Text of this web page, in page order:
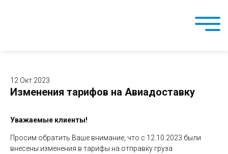
12 Окт 2023
Изменения тарифов на Авиадоставку
Уважаемые клиенты!
Просим обратить Ваше внимание, что с 12.10.2023 были
внесены изменения в тарифы на отправку груза